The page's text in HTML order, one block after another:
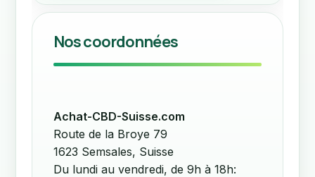
Nos coordonnées
Achat-CBD-Suisse.com
Route de la Broye 79
1623 Semsales, Suisse
Du lundi au vendredi, de 9h à 18h: